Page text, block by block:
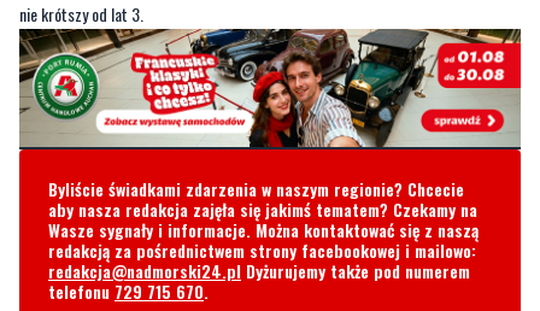
nie krótszy od lat 3.
Byliście świadkami zdarzenia w naszym regionie? Chcecie
aby nasza redakcja zajęła się jakimś tematem? Czekamy na
Wasze sygnały i informacje. Można kontaktować się z naszą
redakcją za pośrednictwem strony facebookowej i mailowo:
redakcja@nadmorski24.pl Dyżurujemy także pod numerem
telefonu 729 715 670.